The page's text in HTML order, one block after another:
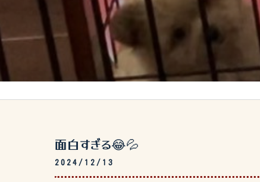
面白すぎる😂💦
2024/12/13